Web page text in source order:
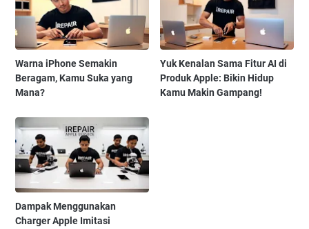
Warna iPhone Semakin
Beragam, Kamu Suka yang
Mana?
Yuk Kenalan Sama Fitur AI di
Produk Apple: Bikin Hidup
Kamu Makin Gampang!
Dampak Menggunakan
Charger Apple Imitasi